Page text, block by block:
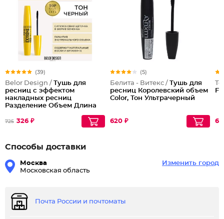
(39)
Belor Design / Тушь для
ресниц с эффектом
накладных ресниц
Разделение Объем Длина
725 326 ₽
(5)
Белита - Витекс / Тушь для
ресниц Королевский объем
Color, Тон Ультрачерный
620 ₽
Способы доставки
Москва
Московская область
Изменить город
Почта России и почтоматы